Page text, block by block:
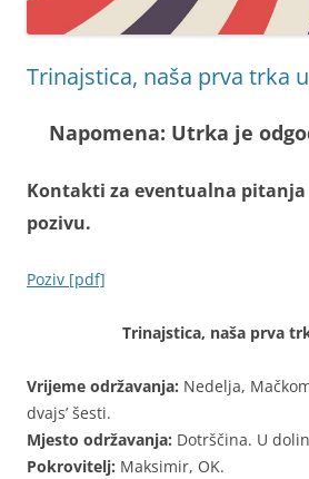
Trinajstica, naša prva trka
Napomena: Utrka je
Kontakti za eventualna pitanja
pozivu.
Poziv [pdf]
Trinajstica, naša prva
Vrijeme održavanja: Nedelja,
dvajs’ šesti.
Mjesto održavanja: Dotrščina. U
Pokrovitelj: Maksimir, OK.